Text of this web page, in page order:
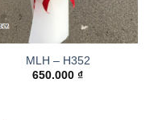
MLH – H352
650.000 ₫